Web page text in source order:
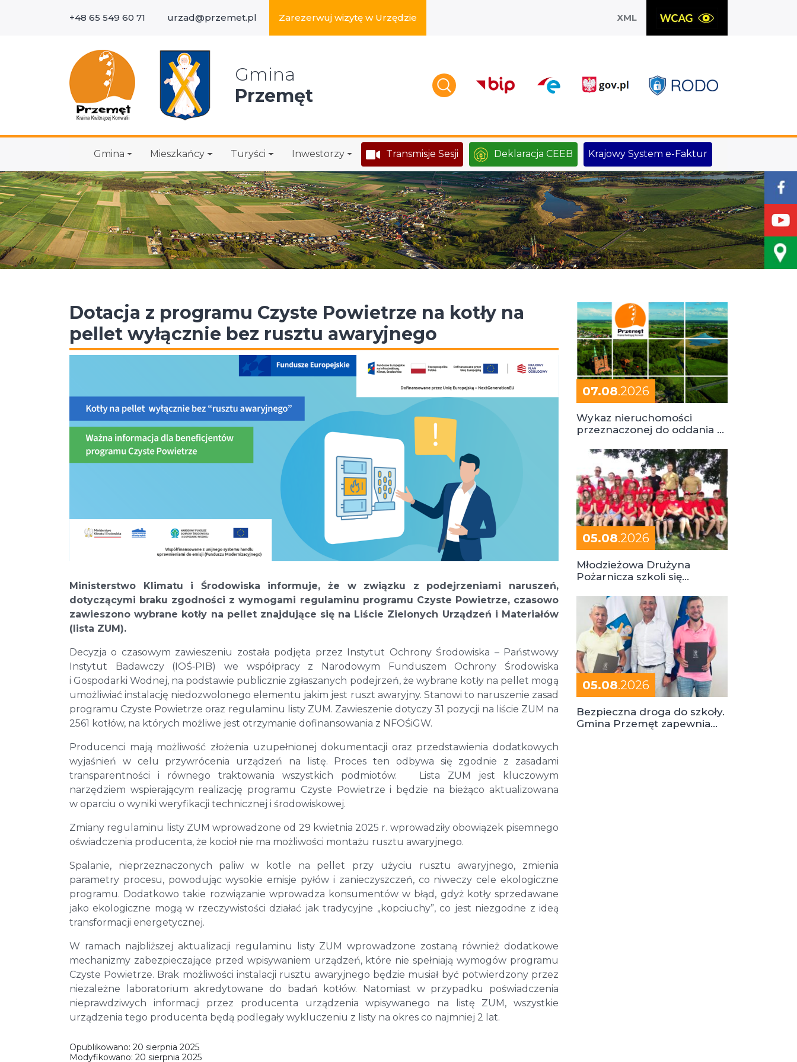
+48 65 549 60 71 urzad@przemet.pl Zarezerwuj wizytę w Urzędzie XML
Gmina
Przemęt
Gmina Mieszkańcy Turyści Inwestorzy Transmisje Sesji Deklaracja CEEB Krajowy System e-Faktur
Dotacja z programu Czyste Powietrze na kotły na
pellet wyłącznie bez rusztu awaryjnego
Ministerstwo Klimatu i Środowiska informuje, że w związku z podejrzeniami naruszeń,
dotyczącymi braku zgodności z wymogami regulaminu programu Czyste Powietrze, czasowo
zawieszono wybrane kotły na pellet znajdujące się na Liście Zielonych Urządzeń i Materiałów
(lista ZUM).
Decyzja o czasowym zawieszeniu została podjęta przez Instytut Ochrony Środowiska – Państwowy
Instytut Badawczy (IOŚ‐PIB) we współpracy z Narodowym Funduszem Ochrony Środowiska
i Gospodarki Wodnej, na podstawie publicznie zgłaszanych podejrzeń, że wybrane kotły na pellet mogą
umożliwiać instalację niedozwolonego elementu jakim jest ruszt awaryjny. Stanowi to naruszenie zasad
programu Czyste Powietrze oraz regulaminu listy ZUM. Zawieszenie dotyczy 31 pozycji na liście ZUM na
2561 kotłów, na których możliwe jest otrzymanie dofinansowania z NFOŚiGW.
Producenci mają możliwość złożenia uzupełnionej dokumentacji oraz przedstawienia dodatkowych
wyjaśnień w celu przywrócenia urządzeń na listę. Proces ten odbywa się zgodnie z zasadami
transparentności i równego traktowania wszystkich podmiotów. Lista ZUM jest kluczowym
narzędziem wspierającym realizację programu Czyste Powietrze i będzie na bieżąco aktualizowana
w oparciu o wyniki weryfikacji technicznej i środowiskowej.
Zmiany regulaminu listy ZUM wprowadzone od 29 kwietnia 2025 r. wprowadziły obowiązek pisemnego
oświadczenia producenta, że kocioł nie ma możliwości montażu rusztu awaryjnego.
Spalanie, nieprzeznaczonych paliw w kotle na pellet przy użyciu rusztu awaryjnego, zmienia
parametry procesu, powodując wysokie emisje pyłów i zanieczyszczeń, co niweczy cele ekologiczne
programu. Dodatkowo takie rozwiązanie wprowadza konsumentów w błąd, gdyż kotły sprzedawane
jako ekologiczne mogą w rzeczywistości działać jak tradycyjne „kopciuchy”, co jest niezgodne z ideą
transformacji energetycznej.
W ramach najbliższej aktualizacji regulaminu listy ZUM wprowadzone zostaną również dodatkowe
mechanizmy zabezpieczające przed wpisywaniem urządzeń, które nie spełniają wymogów programu
Czyste Powietrze. Brak możliwości instalacji rusztu awaryjnego będzie musiał być potwierdzony przez
niezależne laboratorium akredytowane do badań kotłów. Natomiast w przypadku poświadczenia
nieprawdziwych informacji przez producenta urządzenia wpisywanego na listę ZUM, wszystkie
urządzenia tego producenta będą podlegały wykluczeniu z listy na okres co najmniej 2 lat.
Opublikowano: 20 sierpnia 2025
Modyfikowano: 20 sierpnia 2025
07.08.2026
Wykaz nieruchomości
przeznaczonej do oddania w
05.08.2026
Młodzieżowa Drużyna
Pożarnicza szkoli się
05.08.2026
Bezpieczna droga do szkoły.
Gmina Przemęt zapewnia
Wyszukaj w serwisie